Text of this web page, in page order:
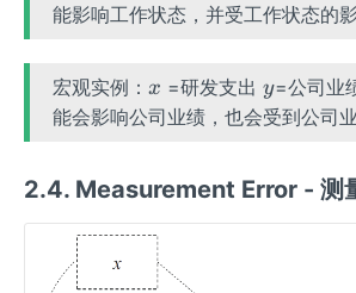
能影响工作状态，并受工作状态的影
宏观实例：x
x =研发支出y
y=公司业
能会影响公司业绩，也会受到公司业
2.4. Measurement Error - 测